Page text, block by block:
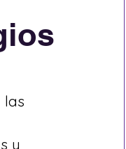
las
y